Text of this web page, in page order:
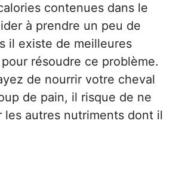
contenues dans le
à prendre un peu de
il existe de meilleures
résoudre ce problème.
de nourrir votre cheval
de pain, il risque de ne
les autres nutriments dont il